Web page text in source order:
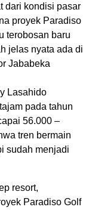
dari kondisi pasar
proyek Paradiso
terobosan baru
jelas nyata ada di
Jababeka
Lasahido
pada tahun
56.000 –
tren bermain
sudah menjadi
resort,
Paradiso Golf